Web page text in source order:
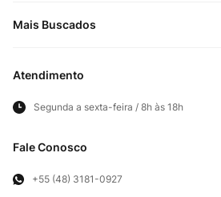
Privacidade e Segurança
Panfletos lojas físicas
Minha conta
Acompanhe seu pedido
Frete e Entregas
Troca e Devoluções
Exercício de Direito
Mais Buscados
Atendimento
Segunda a sexta-feira / 8h às 18h
Fale Conosco
+55 (48) 3181-0927